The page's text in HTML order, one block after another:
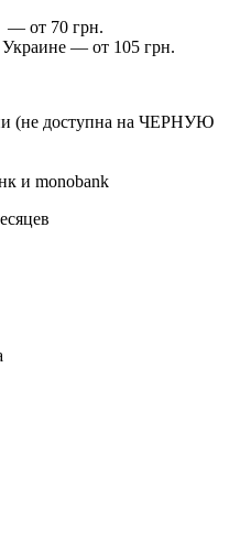
— от 70 грн.
— от 105 грн.
(не доступна на ЧЕРНУЮ
и monobank